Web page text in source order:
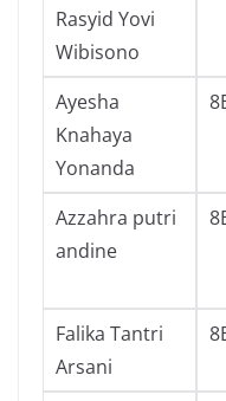
Rasyid Yovi
Wibisono
Ayesha
Knahaya
Yonanda
Azzahra putri
andine
Falika Tantri
Arsani